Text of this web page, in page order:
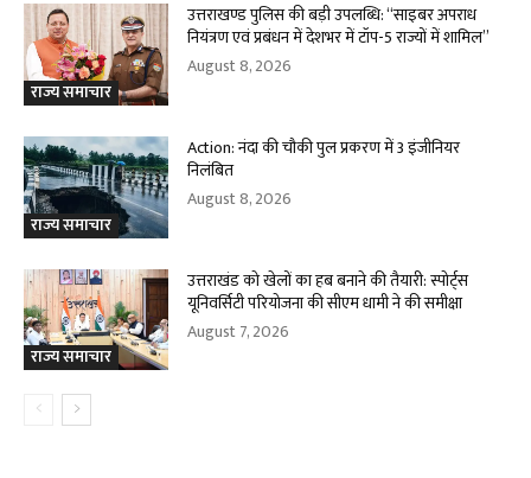
राज्य समाचार
उत्तराखण्ड पुलिस की बड़ी उपलब्धि: “साइबर अपराध
नियंत्रण एवं प्रबंधन में देशभर में टॉप-5 राज्यों में शामिल”
August 8, 2026
राज्य समाचार
Action: नंदा की चौकी पुल प्रकरण में 3 इंजीनियर
निलंबित
August 8, 2026
राज्य समाचार
उत्तराखंड को खेलों का हब बनाने की तैयारी: स्पोर्ट्स
यूनिवर्सिटी परियोजना की सीएम धामी ने की समीक्षा
August 7, 2026